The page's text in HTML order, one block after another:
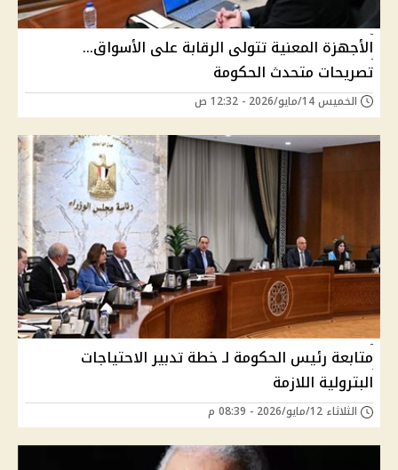
الأجهزة المعنية تتولى الرقابة على الأسواق…
تصريحات متحدث الحكومة
الخميس 14/مايو/2026 - 12:32 ص
متابعة رئيس الحكومة لـ خطة تدبير الاحتياجات
البترولية اللازمة
الثلاثاء 12/مايو/2026 - 08:39 م